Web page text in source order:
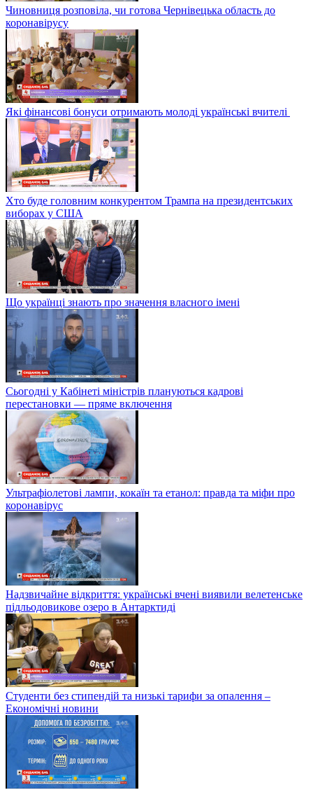
Чиновниця розповіла, чи готова Чернівецька область до
коронавірусу
Які фінансові бонуси отримають молоді українські вчителі
Хто буде головним конкурентом Трампа на президентських
виборах у США
Що українці знають про значення власного імені
Сьогодні у Кабінеті міністрів плануються кадрові
перестановки — пряме включення
Ультрафіолетові лампи, кокаїн та етанол: правда та міфи про
коронавірус
Надзвичайне відкриття: українські вчені виявили велетенське
підльодовикове озеро в Антарктиді
Студенти без стипендій та низькі тарифи за опалення –
Економічні новини